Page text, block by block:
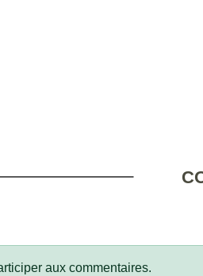
aux commentaires.